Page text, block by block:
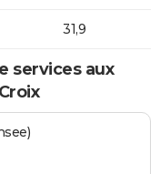
31,9
services aux